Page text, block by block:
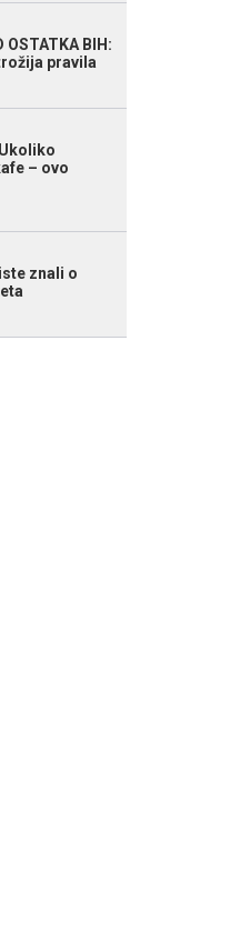
OSTATKA BIH:
pravila
Ukoliko
– ovo
znali o